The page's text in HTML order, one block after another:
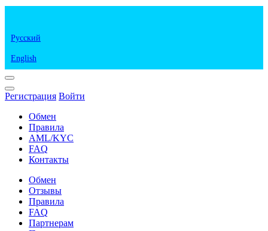
Русский
English
Регистрация Войти
Обмен
Правила
AML/KYC
FAQ
Контакты
Обмен
Отзывы
Правила
FAQ
Партнерам